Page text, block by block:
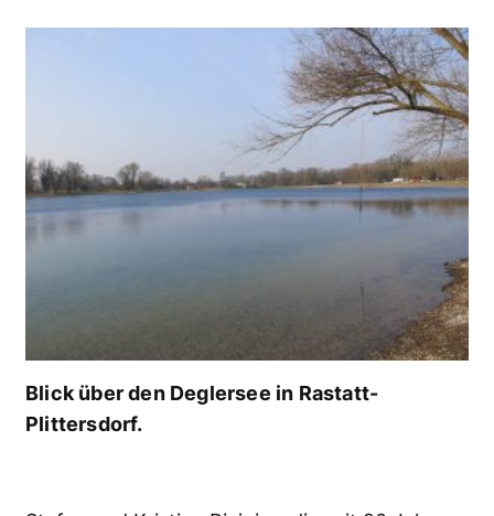
Blick über den Deglersee in Rastatt-
Plittersdorf.